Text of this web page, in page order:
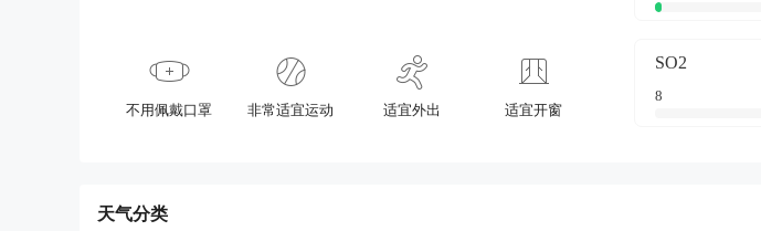
不用佩戴口罩 非常适宜运动 适宜外出 适宜开窗
SO2
8
天气分类